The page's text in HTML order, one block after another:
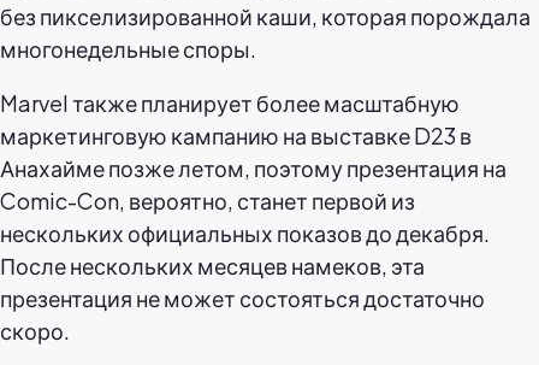
без пикселизированной каши, которая порождала
многонедельные споры.
Marvel также планирует более масштабную
маркетинговую кампанию на выставке D23 в
Анахайме позже летом, поэтому презентация на
Comic-Con, вероятно, станет первой из
нескольких официальных показов до декабря.
После нескольких месяцев намеков, эта
презентация не может состояться достаточно
скоро.